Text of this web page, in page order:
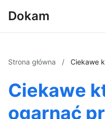
Dokam
Strona główna / Ciekawe
Ciekawe
ogarnąć